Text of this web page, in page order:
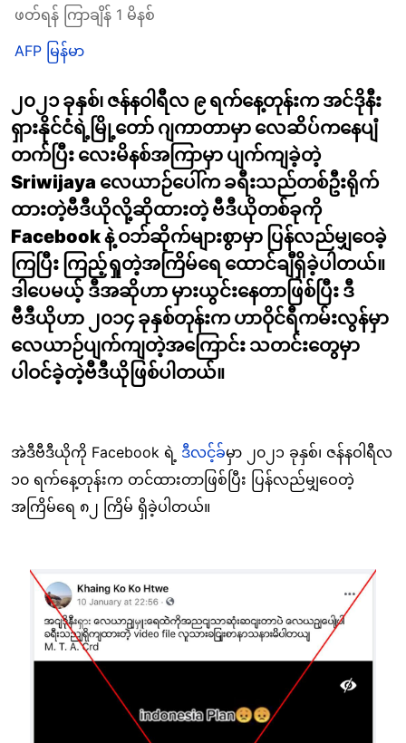
ဖတ်ရန် ကြာချိန် 1 မိနစ်
AFP မြန်မာ
၂၀၂၁ ခုနှစ်၊ ဇန်နဝါရီလ ၉ ရက်နေ့တုန်းက အင်ဒိုနီး
ရှားနိုင်ငံရဲ့မြို့တော် ဂျကာတာမှာ လေဆိပ်ကနေပျံ
တက်ပြီး လေးမိနစ်အကြာမှာ ပျက်ကျခဲ့တဲ့
Sriwijaya လေယာဉ်ပေါ်က ခရီးသည်တစ်ဦးရိုက်
ထားတဲ့ဗီဒီယိုလို့ဆိုထားတဲ့ ဗီဒီယိုတစ်ခုကို
Facebook နဲ့ ဝဘ်ဆိုက်များစွာမှာ ပြန်လည်မျှဝေခဲ့
ကြပြီး ကြည့်ရှုတဲ့အကြိမ်ရေ ထောင်ချီရှိခဲ့ပါတယ်။
ဒါပေမယ့် ဒီအဆိုဟာ မှားယွင်းနေတာဖြစ်ပြီး ဒီ
ဗီဒီယိုဟာ ၂၀၁၄ ခုနှစ်တုန်းက ဟာဝိုင်ရီကမ်းလွန်မှာ
လေယာဉ်ပျက်ကျတဲ့အကြောင်း သတင်းတွေမှာ
ပါဝင်ခဲ့တဲ့ဗီဒီယိုဖြစ်ပါတယ်။
အဲဒီဗီဒီယိုကို Facebook ရဲ့ ဒီလင့်ခ်မှာ ၂၀၂၁ ခုနှစ်၊ ဇန်နဝါရီလ
၁၀ ရက်နေ့တုန်းက တင်ထားတာဖြစ်ပြီး ပြန်လည်မျှဝေတဲ့
အကြိမ်ရေ ၈၂ ကြိမ် ရှိခဲ့ပါတယ်။
Image